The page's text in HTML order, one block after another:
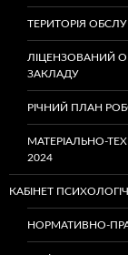
ТЕРИТОРІЯ
ЛІЦЕНЗОВАНИЙ
ЗАКЛАДУ
РІЧНИЙ ПЛАН
МАТЕРІАЛЬНО-
2024
КАБІНЕТ
НОРМАТИВНО-